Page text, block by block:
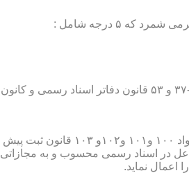
در اسناد رسمی محسوب و به
اعمال نماید.